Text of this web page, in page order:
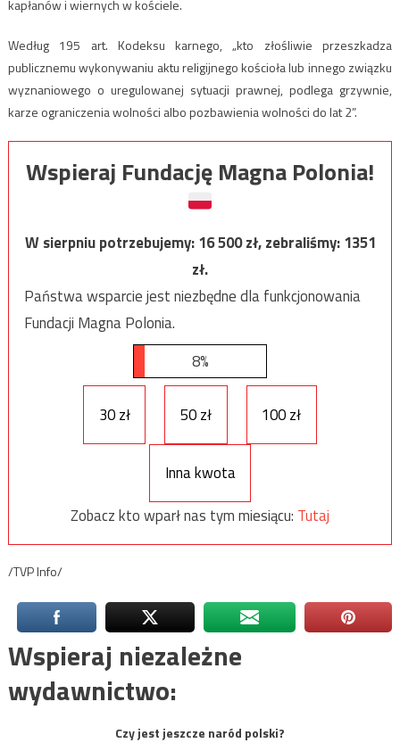
kapłanów i wiernych w kościele.
Według 195 art. Kodeksu karnego, „kto złośliwie przeszkadza
publicznemu wykonywaniu aktu religijnego kościoła lub innego związku
wyznaniowego o uregulowanej sytuacji prawnej, podlega grzywnie,
karze ograniczenia wolności albo pozbawienia wolności do lat 2”.
Wspieraj Fundację Magna Polonia!
W sierpniu potrzebujemy:16 500zł, zebraliśmy:1351
zł.
Państwa wsparcie jest niezbędne dla funkcjonowania
Fundacji Magna Polonia.
8%
30 zł 50 zł 100 zł
Inna kwota
Zobacz kto wparł nas tym miesiącu: Tutaj
/TVP Info/
Wspieraj niezależne
wydawnictwo:
Czy jest jeszcze naród polski?